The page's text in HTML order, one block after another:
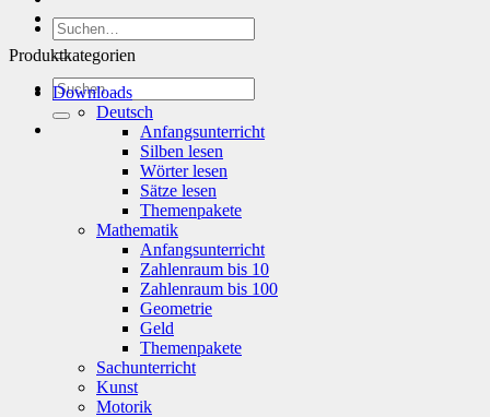
Suchen
nach:
Suchen
nach:
Produktkategorien
Downloads
Deutsch
Anfangsunterricht
Silben lesen
Wörter lesen
Sätze lesen
Themenpakete
Mathematik
Anfangsunterricht
Zahlenraum bis 10
Zahlenraum bis 100
Geometrie
Geld
Themenpakete
Sachunterricht
Kunst
Motorik